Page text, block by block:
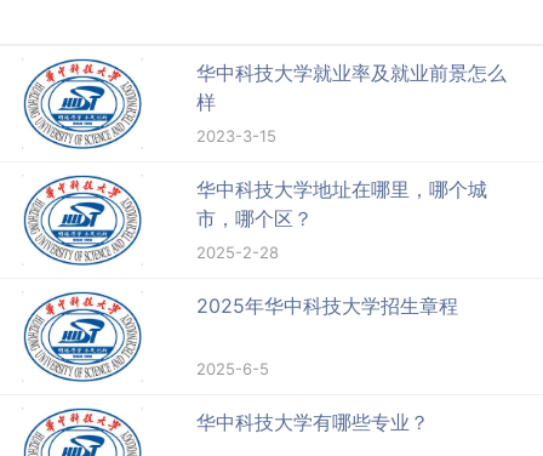
华中科技大学就业率及就业前景怎么
样
2023-3-15
华中科技大学地址在哪里，哪个城
市，哪个区？
2025-2-28
2025年华中科技大学招生章程
2025-6-5
华中科技大学有哪些专业？